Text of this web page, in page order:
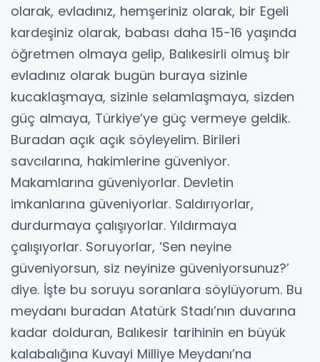
olarak, evladınız, hemşeriniz olarak, bir Egeli
kardeşiniz olarak, babası daha 15-16 yaşında
öğretmen olmaya gelip, Balıkesirli olmuş bir
evladınız olarak bugün buraya sizinle
kucaklaşmaya, sizinle selamlaşmaya, sizden
güç almaya, Türkiye’ye güç vermeye geldik.
Buradan açık açık söyleyelim. Birileri
savcılarına, hakimlerine güveniyor.
Makamlarına güveniyorlar. Devletin
imkanlarına güveniyorlar. Saldırıyorlar,
durdurmaya çalışıyorlar. Yıldırmaya
çalışıyorlar. Soruyorlar, ‘Sen neyine
güveniyorsun, siz neyinize güveniyorsunuz?’
diye. İşte bu soruyu soranlara söylüyorum. Bu
meydanı buradan Atatürk Stadı’nın duvarına
kadar dolduran, Balıkesir tarihinin en büyük
kalabalığına Kuvayi Milliye Meydanı’na